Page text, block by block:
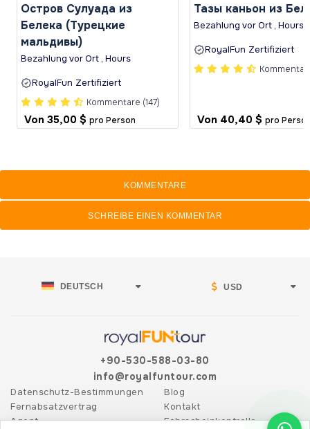
Остров Сулуада из
Белека (Турецкие
мальдивы)
Bezahlung vor Ort , Hours
RoyalFun Zertifiziert
Kommentare (147)
Von 35,00 $ pro Person
Тазы каньон из
Bezahlung vor Ort , Hours
RoyalFun Zertifiziert
Von 40,40 $ pro
KOMMENTARE
SCHREIBE EINEN KOMMENTAR
DEUTSCH USD
+90-530-588-03-80
info@royalfuntour.com
Datenschutz-Bestimmungen
Fernabsatzvertrag
Agent
Blog
Kontakt
Fahrscheinkontrolle